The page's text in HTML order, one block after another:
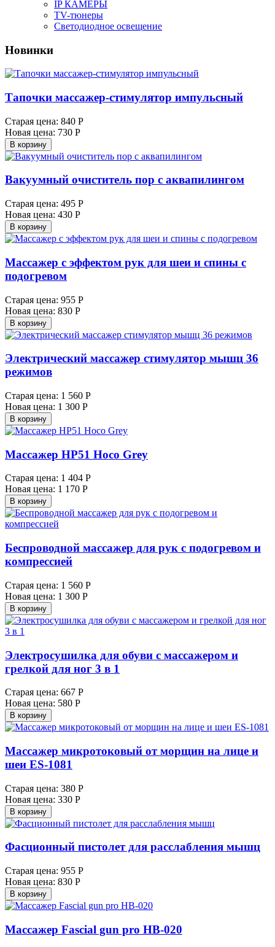
IP КАМЕРЫ
TV-тюнеры
Светодиодное освещение
Новинки
Тапочки массажер-стимулятор импульсный
Старая цена: 840 Р
Новая цена: 730 Р
В корзину
Вакуумный очиститель пор с аквапилингом
Старая цена: 495 Р
Новая цена: 430 Р
В корзину
Массажер с эффектом рук для шеи и спины с
подогревом
Старая цена: 955 Р
Новая цена: 830 Р
В корзину
Электрический массажер стимулятор мышц 36
режимов
Старая цена: 1 560 Р
Новая цена: 1 300 Р
В корзину
Массажер HP51 Hoco Grey
Старая цена: 1 404 Р
Новая цена: 1 170 Р
В корзину
Беспроводной массажер для рук с подогревом и
компрессией
Старая цена: 1 560 Р
Новая цена: 1 300 Р
В корзину
Электросушилка для обуви с массажером и
грелкой для ног 3 в 1
Старая цена: 667 Р
Новая цена: 580 Р
В корзину
Массажер микротоковый от морщин на лице и
шеи ES-1081
Старая цена: 380 Р
Новая цена: 330 Р
В корзину
Фасционный пистолет для расслабления мышц
Старая цена: 955 Р
Новая цена: 830 Р
В корзину
Массажер Fascial gun pro HB-020